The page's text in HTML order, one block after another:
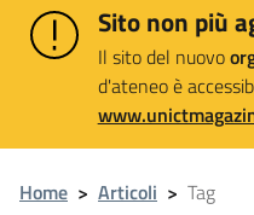
Sito non più
Il sito del nuovo
d'ateneo è
Home > Articoli > Tag